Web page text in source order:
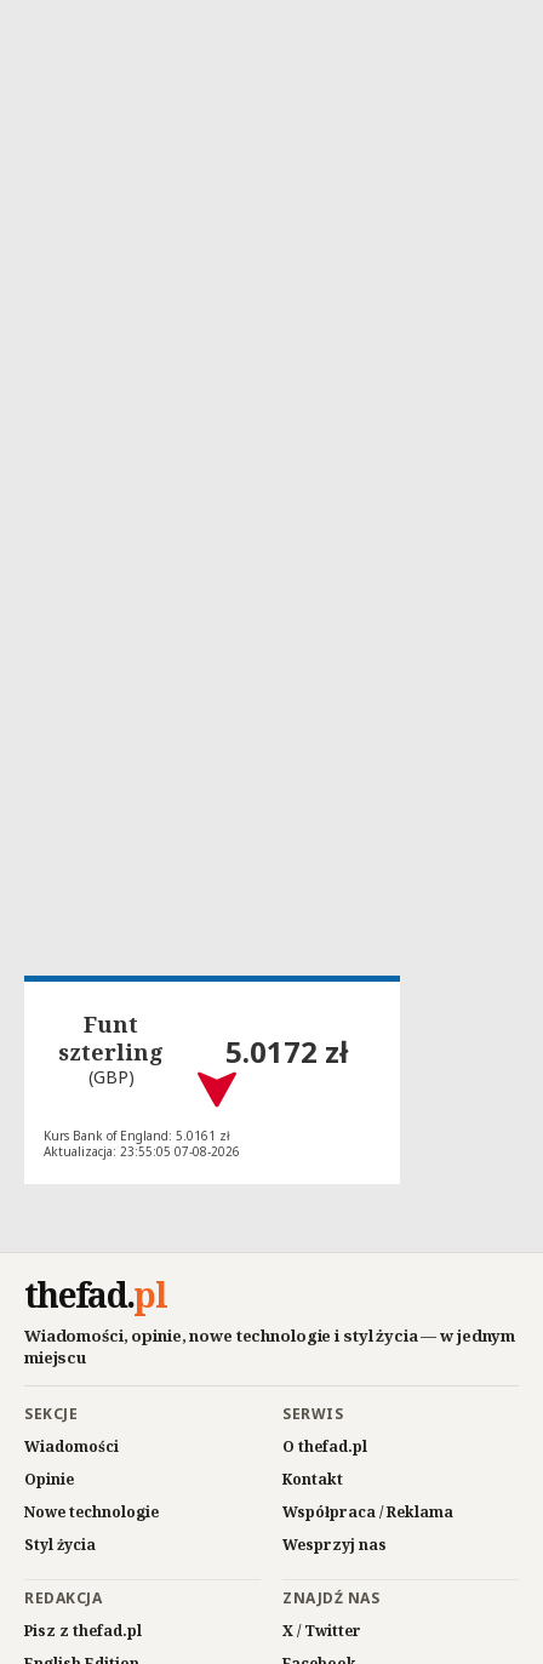
Funt
szterling
(GBP)
5.0172 zł
Kurs Bank of England: 5.0161 zł
Aktualizacja: 23:55:05 07-08-2026
thefad.pl
Wiadomości, opinie, nowe technologie i styl życia — w jednym
miejscu
SEKCJE
Wiadomości
Opinie
Nowe technologie
Styl życia
SERWIS
O thefad.pl
Kontakt
Współpraca / Reklama
Wesprzyj nas
REDAKCJA
Pisz z thefad.pl
ZNAJDŹ NAS
X / Twitter